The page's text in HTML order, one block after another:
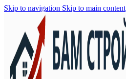
Skip to navigation Skip to main content